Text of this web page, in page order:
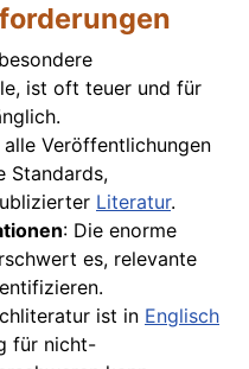
ist oft teuer und für
Veröffentlichungen
Standards,
Literatur.
: Die enorme
es, relevante
ist in Englisch
für nicht-